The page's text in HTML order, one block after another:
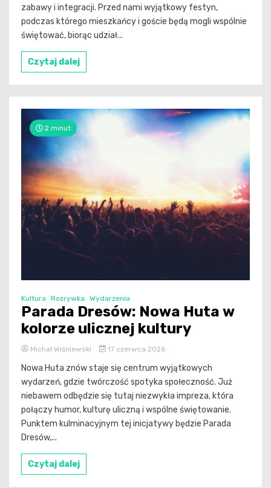
zabawy i integracji. Przed nami wyjątkowy festyn,
podczas którego mieszkańcy i goście będą mogli wspólnie
świętować, biorąc udział...
Czytaj dalej
2 minut
Kultura Rozrywka Wydarzenia
Parada Dresów: Nowa Huta w
kolorze ulicznej kultury
Michał Wiśniewski 17 czerwca 2026
Nowa Huta znów staje się centrum wyjątkowych
wydarzeń, gdzie twórczość spotyka społeczność. Już
niebawem odbędzie się tutaj niezwykła impreza, która
połączy humor, kulturę uliczną i wspólne świętowanie.
Punktem kulminacyjnym tej inicjatywy będzie Parada
Dresów,...
Czytaj dalej